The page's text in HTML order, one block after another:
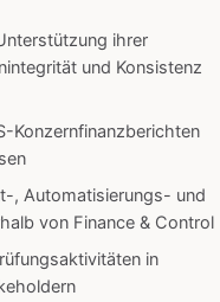
ihrer
und Konsistenz
Konzernfinanzberichten
, Automatisierungs- und
von Finance & Control
in